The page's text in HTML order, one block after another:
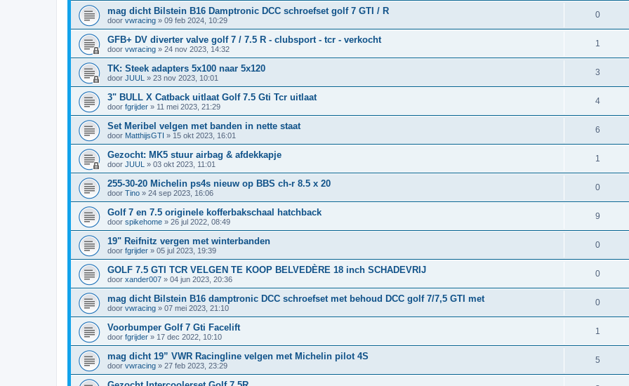
mag dicht Bilstein B16 Damptronic DCC schroefset golf 7 GTI / R
door vwracing » 09 feb 2024, 10:29
0
GFB+ DV diverter valve golf 7 / 7.5 R - clubsport - tcr - verkocht
door vwracing » 24 nov 2023, 14:32
1
TK: Steek adapters 5x100 naar 5x120
door JUUL » 23 nov 2023, 10:01
3
3" BULL X Catback uitlaat Golf 7.5 Gti Tcr uitlaat
door fgrijder » 11 mei 2023, 21:29
4
Set Meribel velgen met banden in nette staat
door MatthijsGTI » 15 okt 2023, 16:01
6
Gezocht: MK5 stuur airbag & afdekkapje
door JUUL » 03 okt 2023, 11:01
1
255-30-20 Michelin ps4s nieuw op BBS ch-r 8.5 x 20
door Tino » 24 sep 2023, 16:06
0
Golf 7 en 7.5 originele kofferbakschaal hatchback
door spikehome » 26 jul 2022, 08:49
9
19" Reifnitz vergen met winterbanden
door fgrijder » 05 jul 2023, 19:39
0
GOLF 7.5 GTI TCR VELGEN TE KOOP BELVEDÈRE 18 inch SCHADEVRIJ
door xander007 » 04 jun 2023, 20:36
0
mag dicht Bilstein B16 damptronic DCC schroefset met behoud DCC golf 7/7,5 GTI met
door vwracing » 07 mei 2023, 21:10
0
Voorbumper Golf 7 Gti Facelift
door fgrijder » 17 dec 2022, 10:10
1
mag dicht 19” VWR Racingline velgen met Michelin pilot 4S
door vwracing » 27 feb 2023, 23:29
5